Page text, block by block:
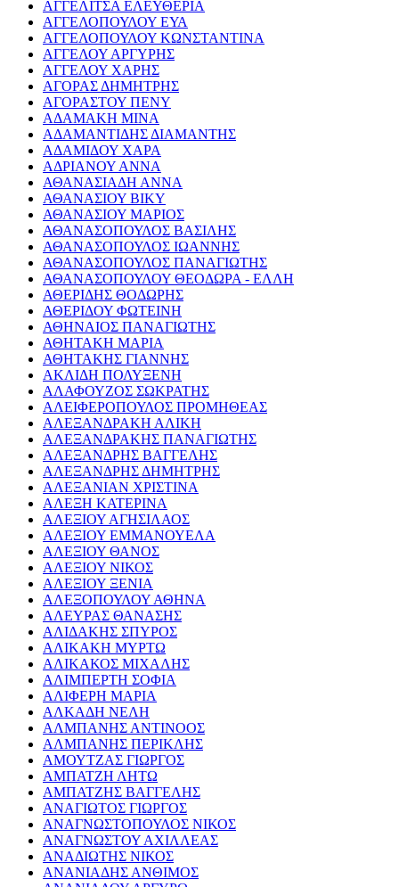
ΑΓΓΕΛΙΤΣΑ ΕΛΕΥΘΕΡΙΑ
ΑΓΓΕΛΟΠΟΥΛΟΥ ΕΥΑ
ΑΓΓΕΛΟΠΟΥΛΟΥ ΚΩΝΣΤΑΝΤΙΝΑ
ΑΓΓΕΛΟΥ ΑΡΓΥΡΗΣ
ΑΓΓΕΛΟΥ ΧΑΡΗΣ
ΑΓΟΡΑΣ ΔΗΜΗΤΡΗΣ
ΑΓΟΡΑΣΤΟΥ ΠΕΝΥ
ΑΔΑΜΑΚΗ ΜΙΝΑ
ΑΔΑΜΑΝΤΙΔΗΣ ΔΙΑΜΑΝΤΗΣ
ΑΔΑΜΙΔΟΥ ΧΑΡΑ
ΑΔΡΙΑΝΟΥ ΑΝΝΑ
ΑΘΑΝΑΣΙΑΔΗ ΑΝΝΑ
ΑΘΑΝΑΣΙΟΥ ΒΙΚΥ
ΑΘΑΝΑΣΙΟΥ ΜΑΡΙΟΣ
ΑΘΑΝΑΣΟΠΟΥΛΟΣ ΒΑΣΙΛΗΣ
ΑΘΑΝΑΣΟΠΟΥΛΟΣ ΙΩΑΝΝΗΣ
ΑΘΑΝΑΣΟΠΟΥΛΟΣ ΠΑΝΑΓΙΩΤΗΣ
ΑΘΑΝΑΣΟΠΟΥΛΟΥ ΘΕΟΔΩΡΑ - ΕΛΛΗ
ΑΘΕΡΙΔΗΣ ΘΟΔΩΡΗΣ
ΑΘΕΡΙΔΟΥ ΦΩΤΕΙΝΗ
ΑΘΗΝΑΙΟΣ ΠΑΝΑΓΙΩΤΗΣ
ΑΘΗΤΑΚΗ ΜΑΡΙΑ
ΑΘΗΤΑΚΗΣ ΓΙΑΝΝΗΣ
ΑΚΛΙΔΗ ΠΟΛΥΞΕΝΗ
ΑΛΑΦΟΥΖΟΣ ΣΩΚΡΑΤΗΣ
ΑΛΕΙΦΕΡΟΠΟΥΛΟΣ ΠΡΟΜΗΘΕΑΣ
ΑΛΕΞΑΝΔΡΑΚΗ ΑΛΙΚΗ
ΑΛΕΞΑΝΔΡΑΚΗΣ ΠΑΝΑΓΙΩΤΗΣ
ΑΛΕΞΑΝΔΡΗΣ ΒΑΓΓΕΛΗΣ
ΑΛΕΞΑΝΔΡΗΣ ΔΗΜΗΤΡΗΣ
ΑΛΕΞΑΝΙΑΝ ΧΡΙΣΤΙΝΑ
ΑΛΕΞΗ ΚΑΤΕΡΙΝΑ
ΑΛΕΞΙΟΥ ΑΓΗΣΙΛΑΟΣ
ΑΛΕΞΙΟΥ ΕΜΜΑΝΟΥΕΛΑ
ΑΛΕΞΙΟΥ ΘΑΝΟΣ
ΑΛΕΞΙΟΥ ΝΙΚΟΣ
ΑΛΕΞΙΟΥ ΞΕΝΙΑ
ΑΛΕΞΟΠΟΥΛΟΥ ΑΘΗΝΑ
ΑΛΕΥΡΑΣ ΘΑΝΑΣΗΣ
ΑΛΙΔΑΚΗΣ ΣΠΥΡΟΣ
ΑΛΙΚΑΚΗ ΜΥΡΤΩ
ΑΛΙΚΑΚΟΣ ΜΙΧΑΛΗΣ
ΑΛΙΜΠΕΡΤΗ ΣΟΦΙΑ
ΑΛΙΦΕΡΗ ΜΑΡΙΑ
ΑΛΚΑΔΗ ΝΕΛΗ
ΑΛΜΠΑΝΗΣ ΑΝΤΙΝΟΟΣ
ΑΛΜΠΑΝΗΣ ΠΕΡΙΚΛΗΣ
ΑΜΟΥΤΖΑΣ ΓΙΩΡΓΟΣ
ΑΜΠΑΤΖΗ ΛΗΤΩ
ΑΜΠΑΤΖΗΣ ΒΑΓΓΕΛΗΣ
ΑΝΑΓΙΩΤΟΣ ΓΙΩΡΓΟΣ
ΑΝΑΓΝΩΣΤΟΠΟΥΛΟΣ ΝΙΚΟΣ
ΑΝΑΓΝΩΣΤΟΥ ΑΧΙΛΛΕΑΣ
ΑΝΑΔΙΩΤΗΣ ΝΙΚΟΣ
ΑΝΑΝΙΑΔΗΣ ΑΝΘΙΜΟΣ